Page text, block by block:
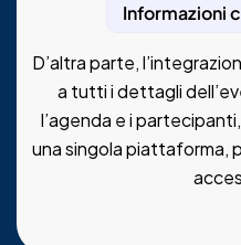
Informazioni
D’altra parte,
a tutti i dettagli
l’agenda e i
una singola piattaforma,